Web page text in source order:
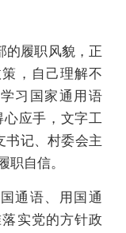
的履职风貌，正
，自己理解不
习国家通用语
应手，文字工
书记、村委会主
职自信。
通语、用国通
实党的方针政